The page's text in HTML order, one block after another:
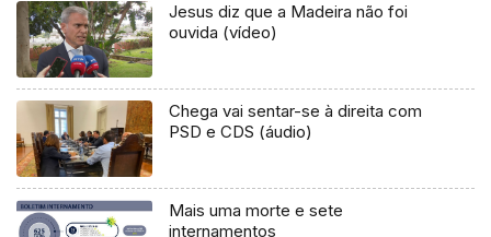
Jesus diz que a Madeira não foi
ouvida (vídeo)
Chega vai sentar-se à direita com
PSD e CDS (áudio)
Mais uma morte e sete
internamentos